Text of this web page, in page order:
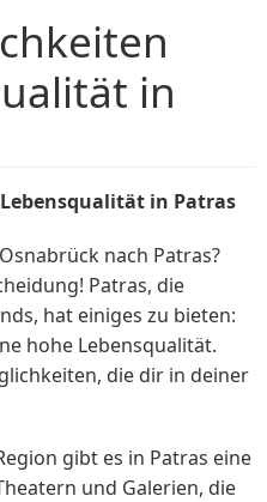
in
in Patras
nach Patras?
Patras, die
hat einiges zu bieten:
hohe Lebensqualität.
die dir in deiner
gibt es in Patras eine
und Galerien, die